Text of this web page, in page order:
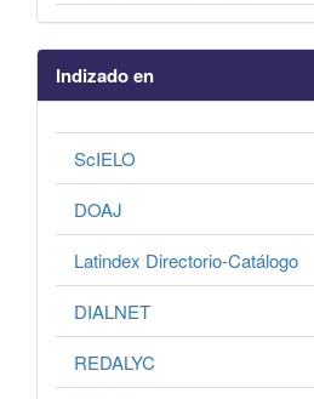
Indizado en
ScIELO
DOAJ
Latindex Directorio-Catálogo
DIALNET
REDALYC